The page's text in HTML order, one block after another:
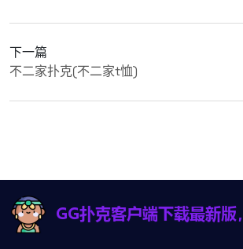
下一篇
不二家扑克(不二家t恤)